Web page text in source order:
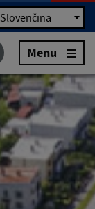
Slovenčina
Menu